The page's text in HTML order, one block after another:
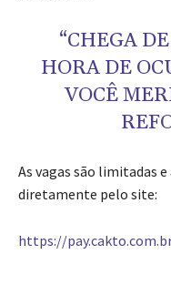
“CHEGA
HORA DE
VOCÊ
As vagas são limitadas
diretamente pelo site:
https://